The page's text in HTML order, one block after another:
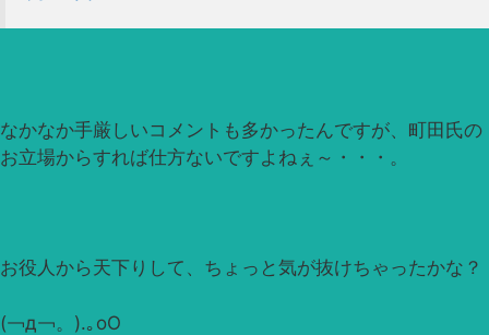
なかなか手厳しいコメントも多かったんですが、町田氏の
お立場からすれば仕方ないですよねぇ～・・・。
お役人から天下りして、ちょっと気が抜けちゃったかな？
(￢д￢。).｡oO